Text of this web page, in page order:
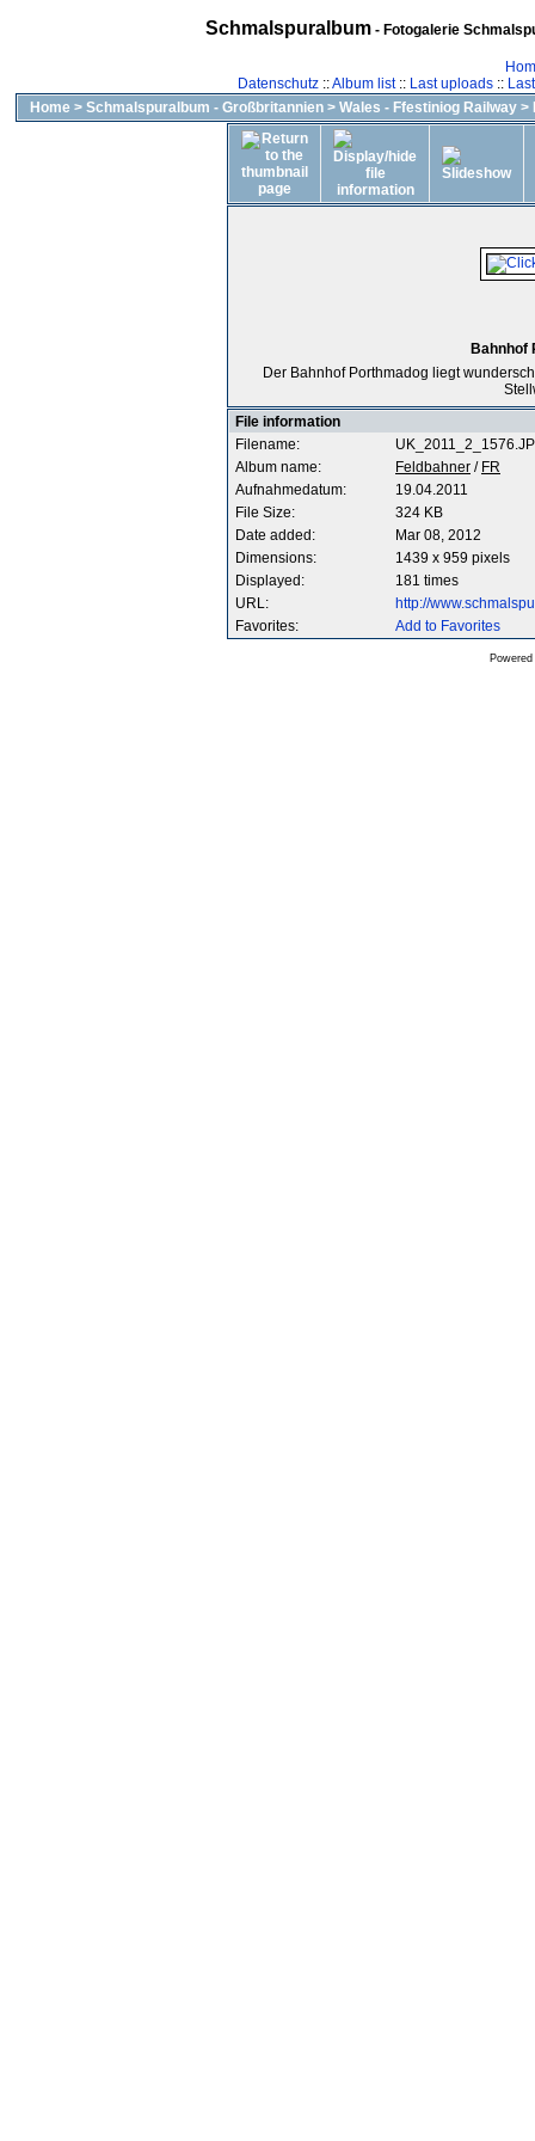
Schmalspuralbum- Fotogalerie
Datenschutz::Album list:: Last uploads::
Home > Schmalspuralbum - Großbritannien > Wales - Ffestiniog Railway >
Bahnhof
Der Bahnhof Porthmadog liegt
File information
Filename:
Album name:
Feldbahner / FR
Aufnahmedatum:
19.04.2011
File Size:
324 KB
Date added:
Mar 08, 2012
Dimensions:
1439 x 959 pixels
Displayed:
181 times
URL:
http://
Favorites:
Add to Favorites